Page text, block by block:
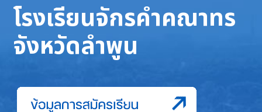
โรงเรียนจักรคำคณาทร
จังหวัดลำพูน